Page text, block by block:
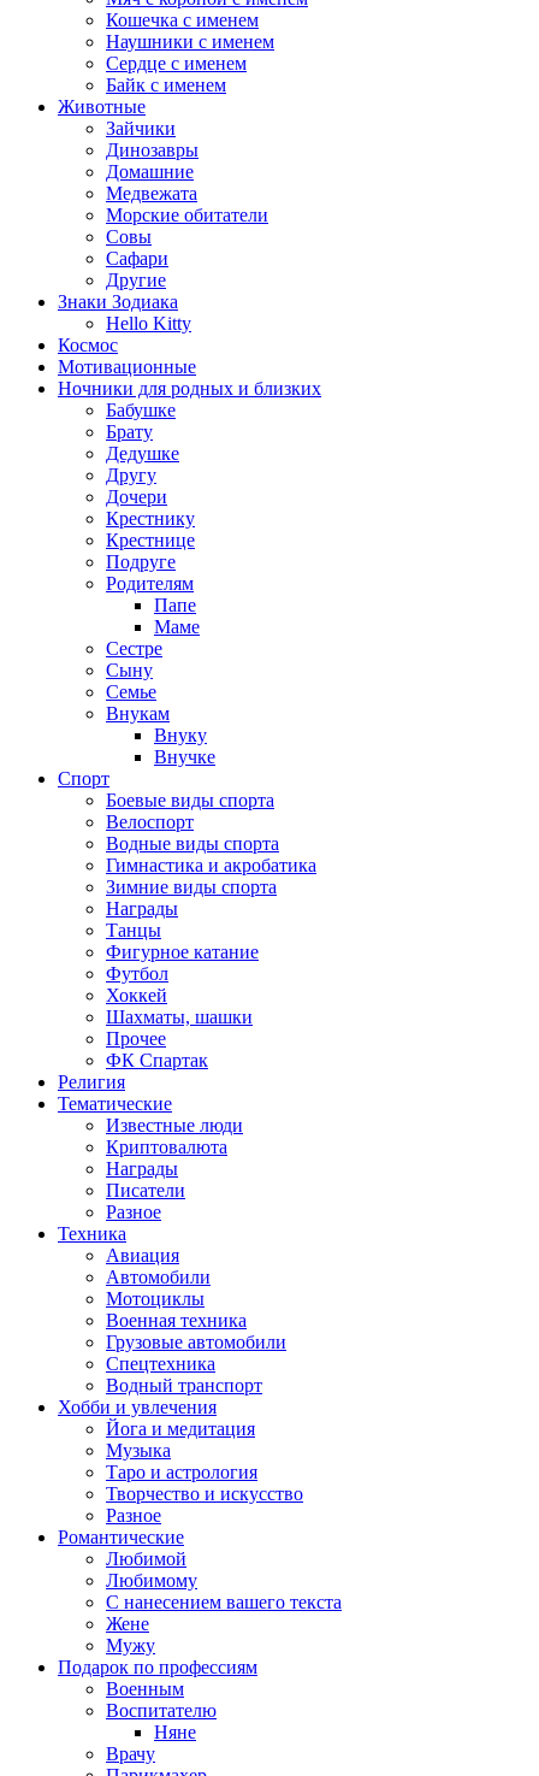
Кошечка с именем
Наушники с именем
Сердце с именем
Байк с именем
Животные
Зайчики
Динозавры
Домашние
Медвежата
Морские обитатели
Совы
Сафари
Другие
Знаки Зодиака
Hello Kitty
Космос
Мотивационные
Ночники для родных и близких
Бабушке
Брату
Дедушке
Другу
Дочери
Крестнику
Крестнице
Подруге
Родителям
Папе
Маме
Сестре
Сыну
Семье
Внукам
Внуку
Внучке
Спорт
Боевые виды спорта
Велоспорт
Водные виды спорта
Гимнастика и акробатика
Зимние виды спорта
Награды
Танцы
Фигурное катание
Футбол
Хоккей
Шахматы, шашки
Прочее
ФК Спартак
Религия
Тематические
Известные люди
Криптовалюта
Награды
Писатели
Разное
Техника
Авиация
Автомобили
Мотоциклы
Военная техника
Грузовые автомобили
Спецтехника
Водный транспорт
Хобби и увлечения
Йога и медитация
Музыка
Таро и астрология
Творчество и искусство
Разное
Романтические
Любимой
Любимому
С нанесением вашего текста
Жене
Мужу
Подарок по профессиям
Военным
Воспитателю
Няне
Врачу